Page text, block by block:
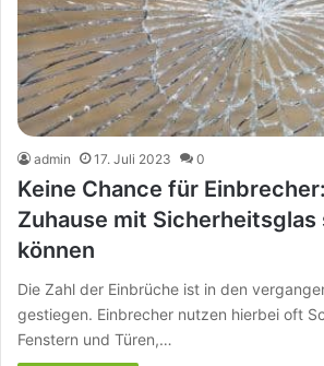
admin 17. Juli 2023 0
Keine Chance für
Zuhause mit Sicherheitsglas
können
Die Zahl der Einbrüche ist in den
gestiegen. Einbrecher nutzen hierbei oft
Fenstern und Türen,…